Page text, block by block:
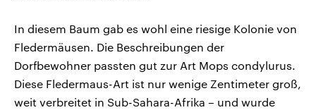
In diesem Baum gab es wohl eine riesige Kolonie von
Fledermäusen. Die Beschreibungen der
Dorfbewohner passten gut zur Art Mops condylurus.
Diese Fledermaus-Art ist nur wenige Zentimeter groß,
weit verbreitet in Sub-Sahara-Afrika – und wurde